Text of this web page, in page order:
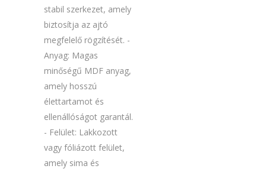
stabil szerkezet, amely
biztosítja az ajtó
megfelelő rögzítését. -
Anyag: Magas
minőségű MDF anyag,
amely hosszú
élettartamot és
ellenállóságot garantál.
- Felület: Lakkozott
vagy fóliázott felület,
amely sima és